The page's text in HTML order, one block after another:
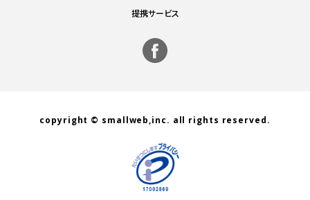
提携サービス
copyright © smallweb,inc. all rights reserved.